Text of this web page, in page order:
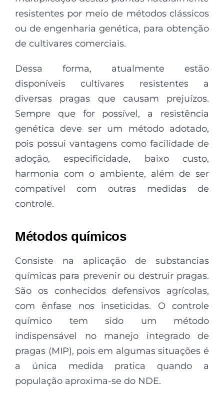
resistentes por meio de métodos clássicos
ou de engenharia genética, para obtenção
de cultivares comerciais.
Dessa forma, atualmente estão
disponíveis cultivares resistentes a
diversas pragas que causam prejuízos.
Sempre que for possível, a resistência
genética deve ser um método adotado,
pois possui vantagens como facilidade de
adoção, especificidade, baixo custo,
harmonia com o ambiente, além de ser
compatível com outras medidas de
controle.
Métodos químicos
Consiste na aplicação de substancias
químicas para prevenir ou destruir pragas.
São os conhecidos defensivos agrícolas,
com ênfase nos inseticidas. O controle
químico tem sido um método
indispensável no manejo integrado de
pragas (MIP), pois em algumas situações é
a única medida pratica quando a
população aproxima-se do NDE.